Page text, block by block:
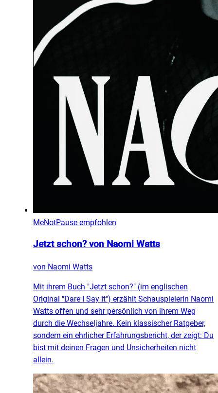
MeNotPause empfohlen
Jetzt schon? von Naomi Watts
von Naomi Watts
Mit ihrem Buch "Jetzt schon?" (im englischen
Original "Dare I Say It") erzählt Schauspielerin Naomi
Watts offen und sehr persönlich von ihrem Weg
durch die Wechseljahre. Kein klassischer Ratgeber,
sondern ein ehrlicher Erfahrungsbericht, der zeigt: Du
bist mit deinen Fragen und Unsicherheiten nicht
allein.